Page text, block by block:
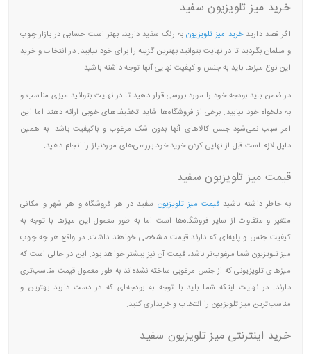
خرید میز تلویزیون سفید
اگر قصد داریدخرید میز تلویزیون به رنگ سفید دارید، بهتر است حسابی در بازار چوب
و مبلمان بگردید تا در نهایت بتوانید بهترین گزینه را برای خود بیابید. در انتخاب و خرید
این نوع میزها باید به جنس و کیفیت نهایی آنها توجه داشته باشید.
در ضمن باید بودجه خود را مورد بررسی قرار دهید تا در نهایت بتوانید میزی مناسب و
به دلخواه خود بیابید. برخی از فروشگاه‌ها شاید تخفیف‌های خوبی ارائه دهند اما این
امر سبب نمی‌شود جنس کالاهای آنها بدون شک مرغوب و باکیفیت باشد. به همین
دلیل لازم است قبل از نهایی کردن خرید خود بررسی‌های موردنیاز را انجام دهید.
قیمت میز تلویزیون سفید
به خاطر داشته باشید قیمت میز تلویزیون سفید در هر فروشگاه و هر شهر و مکانی
متغیر و متفاوت از سایر فروشگاه‌ها است اما به طور معمول این میزها با توجه به
کیفیت جنس و پایه‌ای که دارند قیمت مشخصی خواهند داشت. در واقع هر چه چوب
میز تلویزیون شما مرغوب‌تر باشد، قیمت آن نیز بیشتر خواهد بود. این در حالی است که
میزهای تلویزیونی که از جنس مرغوبی ساخته نشده‌اند به طور معمول قیمت مناسب‌تری
دارند. در نهایت اینکه شما باید با توجه به بودجه‌ای که در دست دارید بهترین و
مناسب‌ترین میز تلویزیون را انتخاب و خریداری کنید.
خرید اینترنتی میز تلویزیون سفید